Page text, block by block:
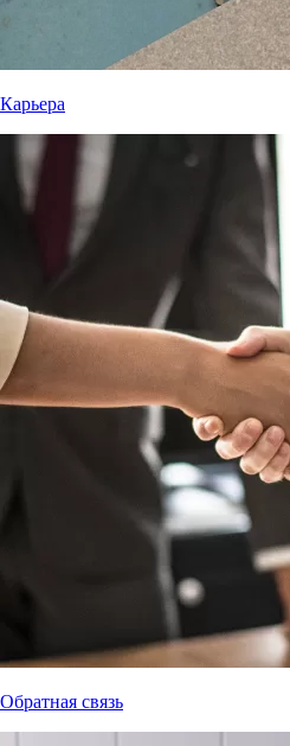
Карьера
Обратная связь